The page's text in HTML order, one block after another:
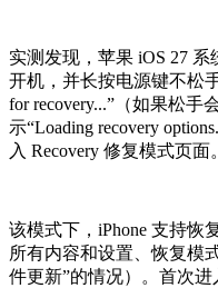
实测发现，苹果 iOS 27
开机，并长按电源键不松
for recovery...”（如果松手
示“Loading recovery
入 Recovery 修复模式页面。
该模式下，iPhone 支持恢
所有内容和设置、恢复模
件更新”的情况）。首次